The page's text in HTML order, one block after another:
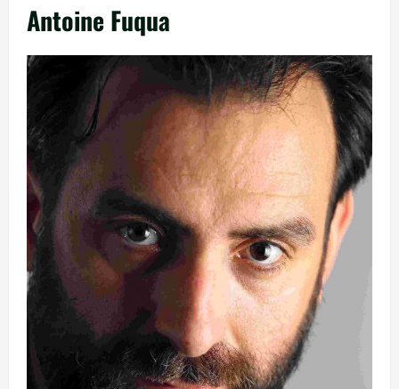
Antoine Fuqua